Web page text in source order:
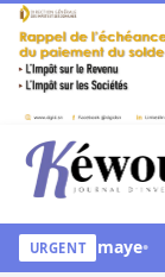
Aller au contenu
Kéwoulo, le
URGENT
Diomaye